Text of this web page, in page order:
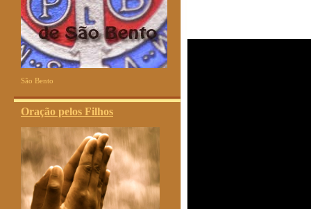
São Bento
Oração pelos Filhos